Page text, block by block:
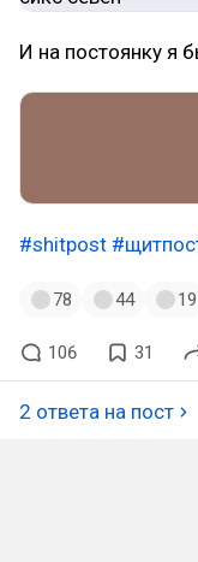
И на постоянку я
#shitpost
78 44 19
106 31
2 ответа на пост